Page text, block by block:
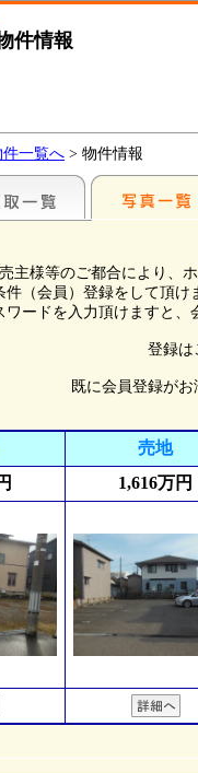
件情報
件一覧へ > 物件情報
主様等のご都合により、
件（会員）登録をして頂
ワードを入力頂けますと
登録
既に会員登録が
売地
1,616万円